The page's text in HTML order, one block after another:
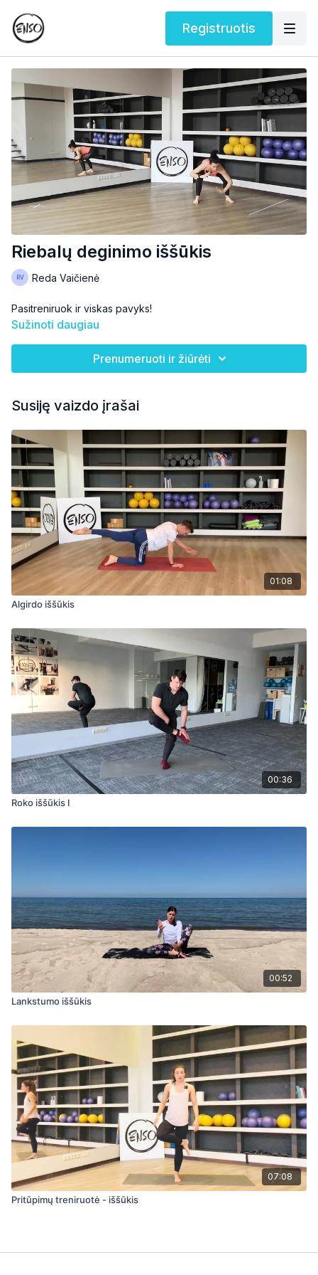
Registruotis
Riebalų deginimo iššūkis
Reda Vaičienė
Pasitreniruok ir viskas pavyks!
Sužinoti daugiau
Prenumeruoti ir žiūrėti
Susiję vaizdo įrašai
01:08
Algirdo iššūkis
00:36
Roko iššūkis I
00:52
Lankstumo iššūkis
07:08
Pritūpimų treniruotė - iššūkis